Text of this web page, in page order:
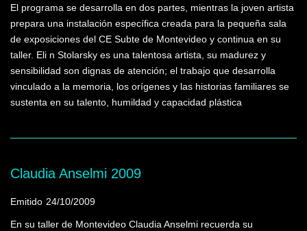
El programa se desarrolla en dos partes, mientras la joven artista
prepara una instalación específica creada para la pequeña sala
de exposiciones del CE Subte de Montevideo y continua en su
taller. Eli n Stolarsky es una talentosa artista, su madurez y
sensibilidad son dignas de atención; el trabajo que desarrolla
vinculado a la memoria, los orígenes y las historias familiares se
sustenta en su talento, humildad y capacidad plástica
Claudia Anselmi 2009
Emitido 24/10/2009
En su taller de Montevideo Claudia Anselmi recuerda su